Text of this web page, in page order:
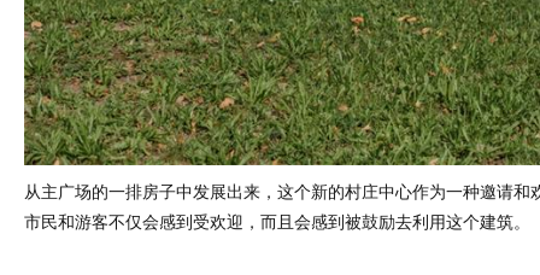
从主广场的一排房子中发展出来，这个新的村庄中心作为一种邀请和
市民和游客不仅会感到受欢迎，而且会感到被鼓励去利用这个建筑。